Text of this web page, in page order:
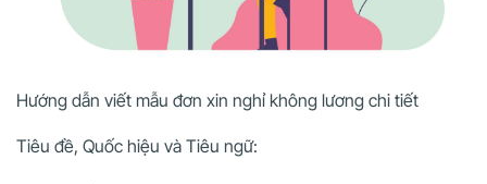
Hướng dẫn viết mẫu đơn xin nghỉ không lương chi tiết
Tiêu đề, Quốc hiệu và Tiêu ngữ: